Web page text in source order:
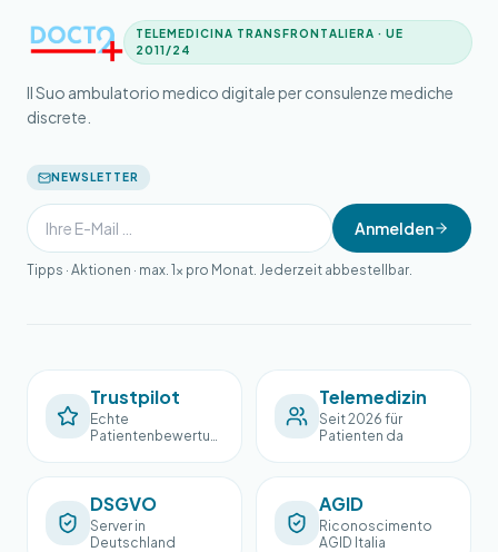
TELEMEDICINA TRANSFRONTALIERA · UE
2011/24
Il Suo ambulatorio medico digitale per consulenze mediche
discrete.
NEWSLETTER
Anmelden
Tipps · Aktionen · max. 1× pro Monat. Jederzeit abbestellbar.
Trustpilot
Echte
Patientenbewertun
Telemedizin
Seit 2026 für
Patienten da
DSGVO
Server in
Deutschland
AGID
Riconoscimento
AGID Italia